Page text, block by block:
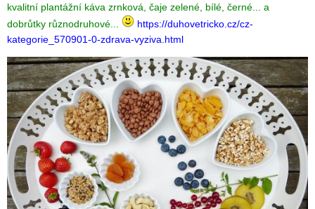
kvalitní plantážní káva zrnková, čaje zelené, bílé, černé... a
dobrůtky různodruhové...
https://duhovetricko.cz/cz-
kategorie_570901-0-zdrava-vyziva.html